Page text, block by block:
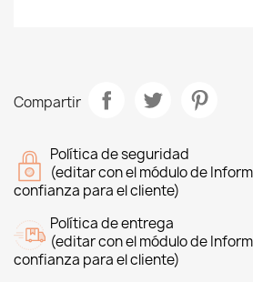
Compartir
Política de seguridad
(editar con el módulo de
confianza para el cliente)
Política de entrega
(editar con el módulo de
confianza para el cliente)